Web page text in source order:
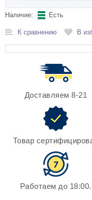
Наличие: Есть
К сравнению В
Доставляем 8-21
Товар
Работаем до 18:00.